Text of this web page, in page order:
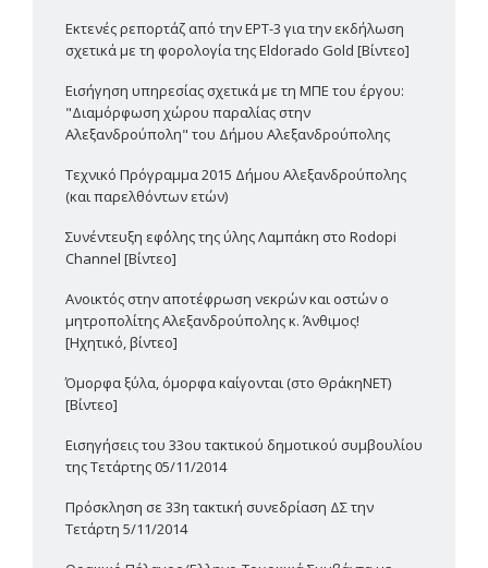
Εκτενές ρεπορτάζ από την ΕΡΤ-3 για την εκδήλωση
σχετικά με τη φορολογία της Eldorado Gold [Βίντεο]
Εισήγηση υπηρεσίας σχετικά με τη ΜΠΕ του έργου:
"Διαμόρφωση χώρου παραλίας στην
Αλεξανδρούπολη" του Δήμου Αλεξανδρούπολης
Τεχνικό Πρόγραμμα 2015 Δήμου Αλεξανδρούπολης
(και παρελθόντων ετών)
Συνέντευξη εφ΄όλης της ύλης Λαμπάκη στο Rodopi
Channel [Βίντεο]
Ανοικτός στην αποτέφρωση νεκρών και οστών ο
μητροπολίτης Αλεξανδρούπολης κ. Άνθιμος!
[Ηχητικό, βίντεο]
Όμορφα ξύλα, όμορφα καίγονται (στο ΘράκηΝΕΤ)
[Βίντεο]
Εισηγήσεις του 33ου τακτικού δημοτικού συμβουλίου
της Τετάρτης 05/11/2014
Πρόσκληση σε 33η τακτική συνεδρίαση ΔΣ την
Τετάρτη 5/11/2014